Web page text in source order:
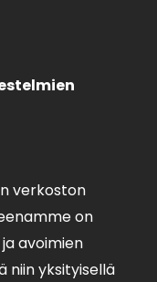
verkoston
on
avoimien
niin yksityisellä